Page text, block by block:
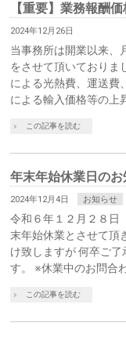
【重要】業務報酬
2024年12月26日
当事務所は開業以来、
をさせて頂いておりま
による光熱費、運送費
による輸入価格等の上
この記事を読む
年末年始休業日のお
2024年12月4日 お知らせ
令和６年１２月２８日
末年始休業とさせて頂
け致しますが 何卒ご
す。 ※休業中のお問合
この記事を読む